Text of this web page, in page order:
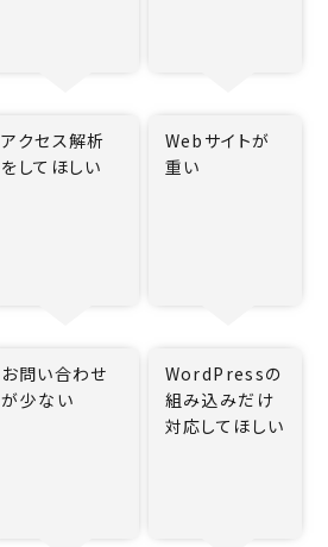
アクセス解析
をしてほしい
お問い合わせ
が少ない
Webサイトが
重い
WordPressの
組み込みだけ
対応してほしい